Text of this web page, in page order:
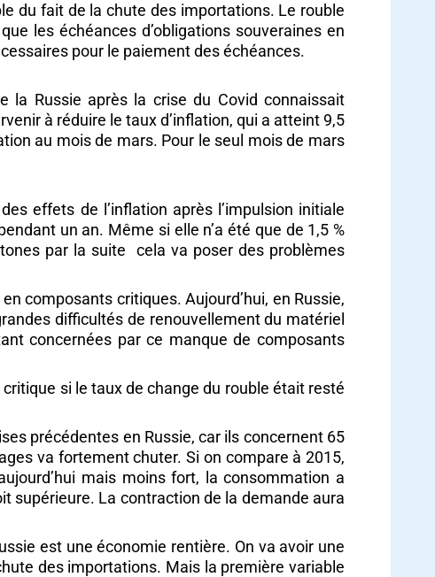
du fait de la chute des importations. Le rouble
les échéances d’obligations souveraines en
pour le paiement des échéances.
la Russie après la crise du Covid connaissait
à réduire le taux d’inflation, qui a atteint 9,5
au mois de mars. Pour le seul mois de mars
effets de l’inflation après l’impulsion initiale
un an. Même si elle n’a été que de 1,5 %
par la suite cela va poser des problèmes
composants critiques. Aujourd’hui, en Russie,
difficultés de renouvellement du matériel
concernées par ce manque de composants
si le taux de change du rouble était resté
précédentes en Russie, car ils concernent 65
va fortement chuter. Si on compare à 2015,
mais moins fort, la consommation a
supérieure. La contraction de la demande aura
est une économie rentière. On va avoir une
des importations. Mais la première variable